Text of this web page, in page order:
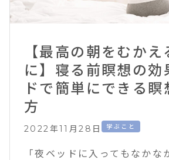
【最高の朝をむかえ
に】寝る前瞑想の効
ドで簡単にできる瞑
方
2022年11月28日 学ぶこと
「夜ベッドに入ってもなかな